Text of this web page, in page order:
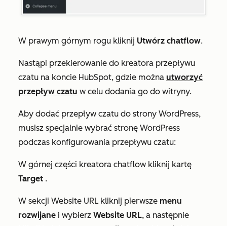
W prawym górnym rogu kliknij Utwórz chatflow.
Nastąpi przekierowanie do kreatora przepływu
czatu na koncie HubSpot, gdzie można utworzyć
przepływ czatu w celu dodania go do witryny.
Aby dodać przepływ czatu do strony WordPress,
musisz specjalnie wybrać stronę WordPress
podczas konfigurowania przepływu czatu:
W górnej części kreatora chatflow kliknij kartę
Target .
W sekcji Website URL kliknij pierwsze menu
rozwijane i wybierz Website URL, a następnie